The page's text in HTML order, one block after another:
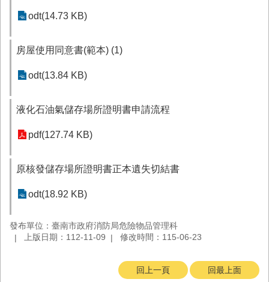
與
開
徵
網
站
覽
回
臺
市
府
網
odt(14.73 KB)
房屋使用同意書(範本) (1)
odt(13.84 KB)
液化石油氣儲存場所證明書申請流程
pdf(127.74 KB)
原核發儲存場所證明書正本遺失切結書
odt(18.92 KB)
發布單位：臺南市政府消防局危險物品管理科
上版日期：112-11-09
修改時間：115-06-23
回上一頁 回最上面